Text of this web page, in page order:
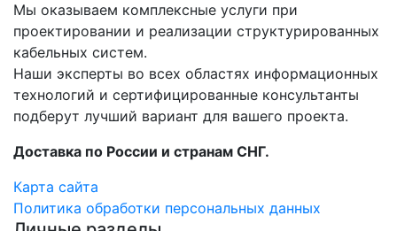
Мы оказываем комплексные услуги при
проектировании и реализации структурированных
кабельных систем.
Наши эксперты во всех областях информационных
технологий и сертифицированные консультанты
подберут лучший вариант для вашего проекта.
Доставка по России и странам СНГ.
Карта сайта
Политика обработки персональных данных